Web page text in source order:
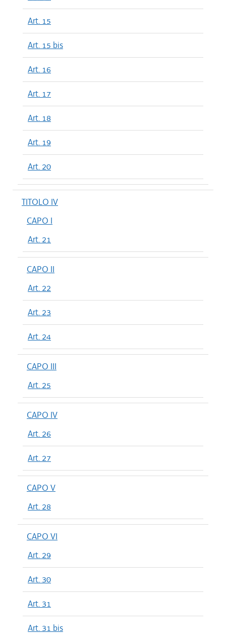
Art. 15
Art. 15 bis
Art. 16
Art. 17
Art. 18
Art. 19
Art. 20
TITOLO IV
CAPO I
Art. 21
CAPO II
Art. 22
Art. 23
Art. 24
CAPO III
Art. 25
CAPO IV
Art. 26
Art. 27
CAPO V
Art. 28
CAPO VI
Art. 29
Art. 30
Art. 31
Art. 31 bis